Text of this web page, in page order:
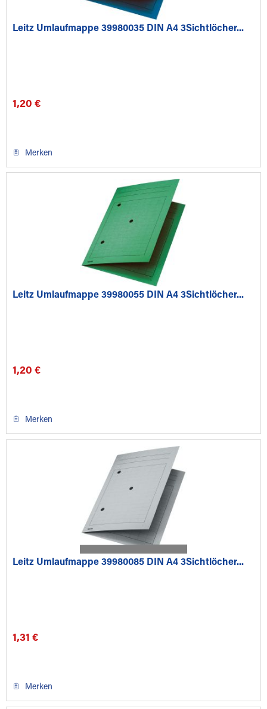
Leitz Umlaufmappe 39980035 DIN A4 3Sichtlöcher...
1,20 €
Merken
Leitz Umlaufmappe 39980055 DIN A4 3Sichtlöcher...
1,20 €
Merken
Leitz Umlaufmappe 39980085 DIN A4 3Sichtlöcher...
1,31 €
Merken